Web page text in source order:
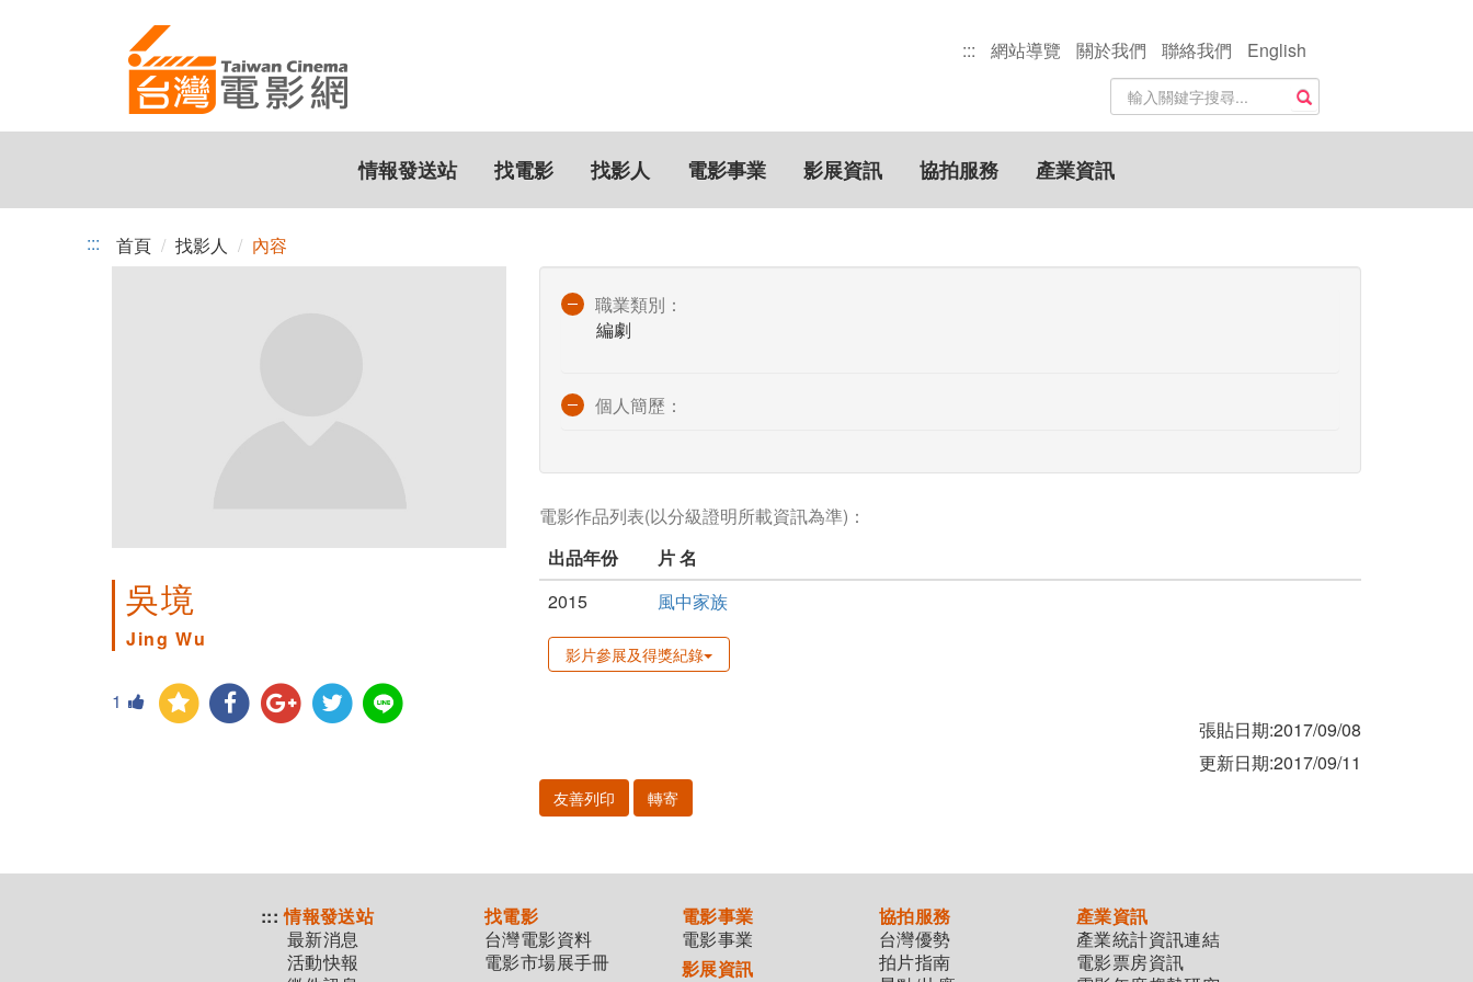
::: 網站導覽 關於我們 聯絡我們
English
站
內
搜
尋
關
鍵
搜尋
情報發送站 找電影 找影人 電影事業 影展資訊 協拍服務 產業資訊
::: 首頁 找影人 內容
吳境
Jing Wu
1
職業類別：
編劇
個人簡歷：
電影作品列表(以分級證明所載資訊為準)：
出品年份
片 名
2015
風中家族
影片參展及得獎紀錄
張貼日期:2017/09/08
更新日期:2017/09/11
友善列印 轉寄
::: 情報發送站
最新消息
活動快報
找電影
台灣電影資料
電影市場展手冊
電影事業
電影事業
影展資訊
協拍服務
台灣優勢
拍片指南
產業資訊
產業統計資訊連結
電影票房資訊